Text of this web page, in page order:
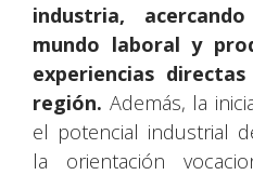
industria,
mundo laboral y
experiencias
región. Además, la
el potencial industrial
la orientación